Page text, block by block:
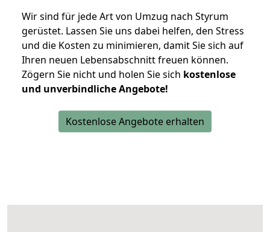
Wir sind für jede Art von Umzug nach Styrum
gerüstet. Lassen Sie uns dabei helfen, den Stress
und die Kosten zu minimieren, damit Sie sich auf
Ihren neuen Lebensabschnitt freuen können.
Zögern Sie nicht und holen Sie sich kostenlose
und unverbindliche Angebote!
Kostenlose Angebote erhalten